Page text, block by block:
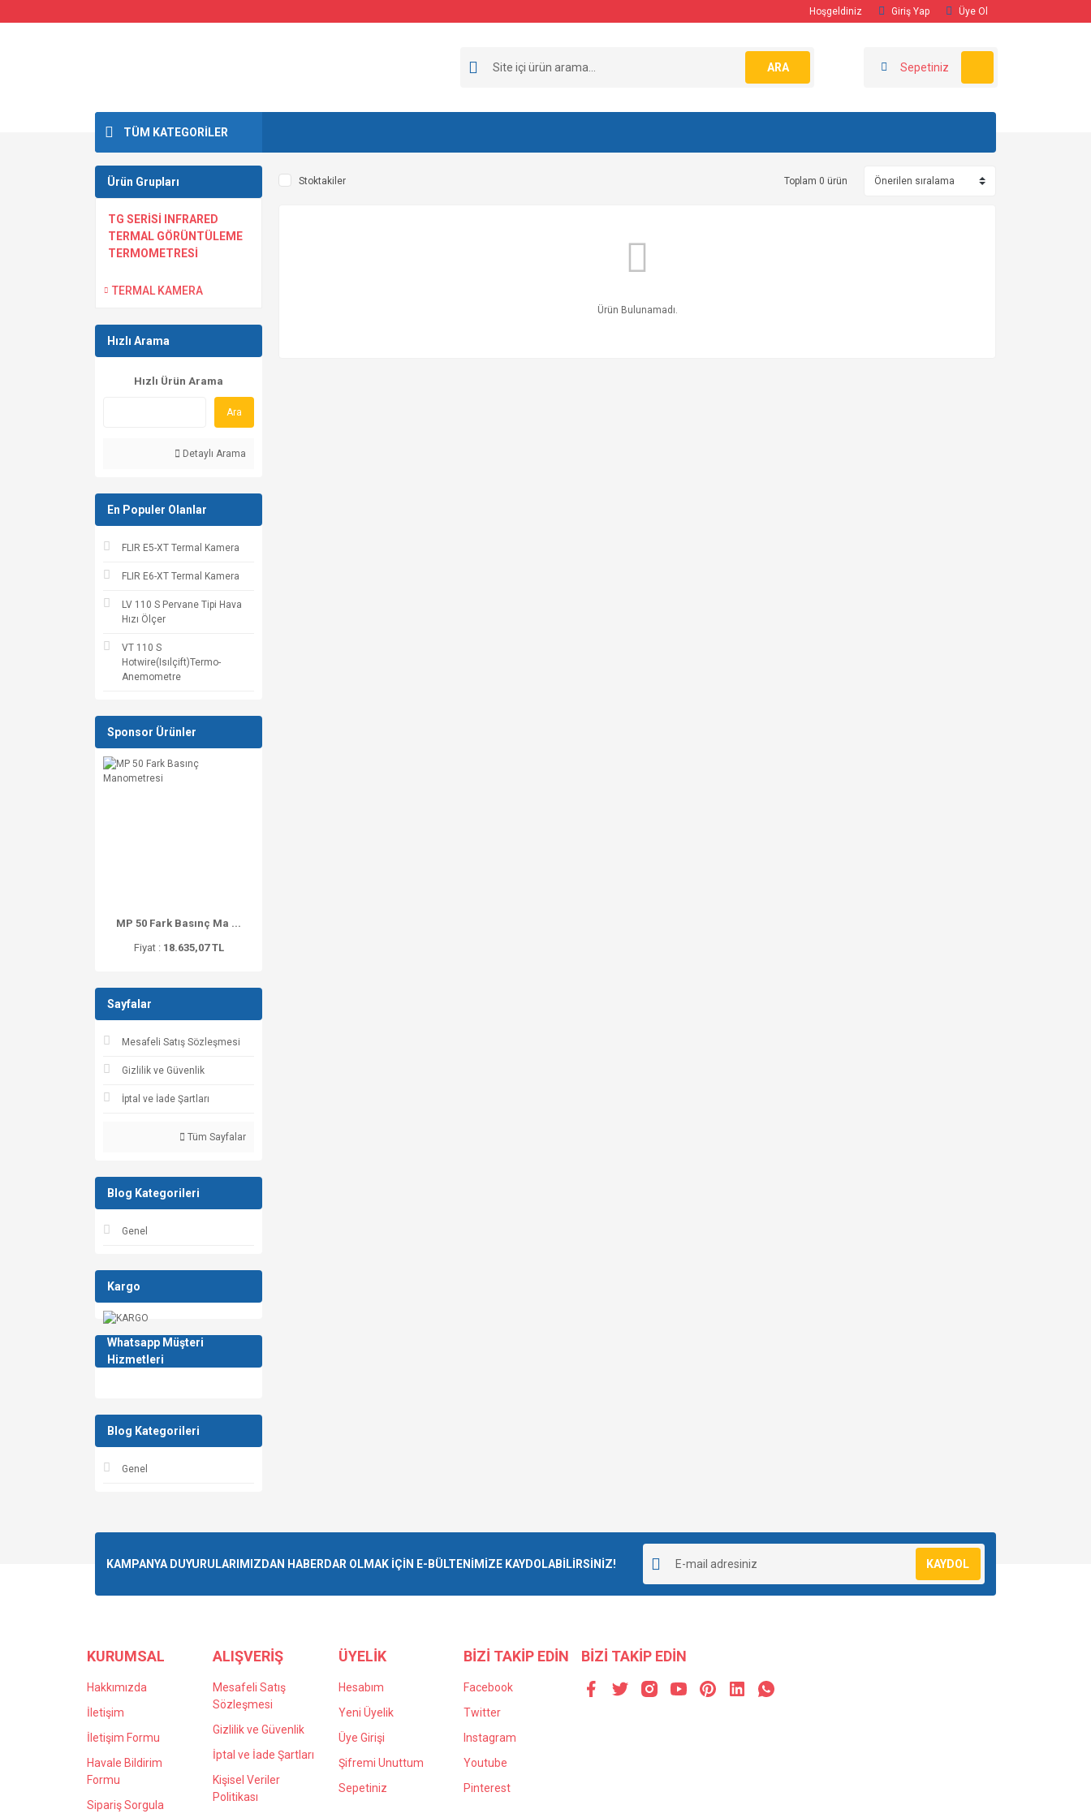
Hoşgeldiniz Giriş Yap Üye Ol
ARA Sepetiniz
TÜM KATEGORİLER
Ürün Grupları
TG SERİSİ INFRARED
TERMAL GÖRÜNTÜLEME
TERMOMETRESİ
TERMAL KAMERA
Hızlı Arama
Hızlı Ürün Arama
Ara
Detaylı Arama
En Populer Olanlar
FLIR E5-XT Termal Kamera
FLIR E6-XT Termal Kamera
LV 110 S Pervane Tipi Hava
Hızı Ölçer
VT 110 S
Hotwire(Isılçift)Termo-
Anemometre
Sponsor Ürünler
MP 50 Fark Basınç Ma ...
Fiyat : 18.635,07 TL
Sayfalar
Mesafeli Satış Sözleşmesi
Gizlilik ve Güvenlik
İptal ve İade Şartları
Tüm Sayfalar
Blog Kategorileri
Genel
Kargo
Whatsapp Müşteri
Hizmetleri
Blog Kategorileri
Genel
Stoktakiler Toplam 0 ürün
Ürün Bulunamadı.
KAMPANYA DUYURULARIMIZDAN HABERDAR OLMAK İÇİN E-BÜLTENİMİZE KAYDOLABİLİRSİNİZ! KAYDOL
KURUMSAL
Hakkımızda
İletişim
İletişim Formu
Havale Bildirim
Formu
Sipariş Sorgula
ALIŞVERİŞ
Mesafeli Satış
Sözleşmesi
Gizlilik ve Güvenlik
İptal ve İade Şartları
Kişisel Veriler
Politikası
ÜYELİK
Hesabım
Yeni Üyelik
Üye Girişi
Şifremi Unuttum
Sepetiniz
BİZİ TAKİP EDİN
Facebook
Twitter
Instagram
Youtube
Pinterest
BİZİ TAKİP EDİN